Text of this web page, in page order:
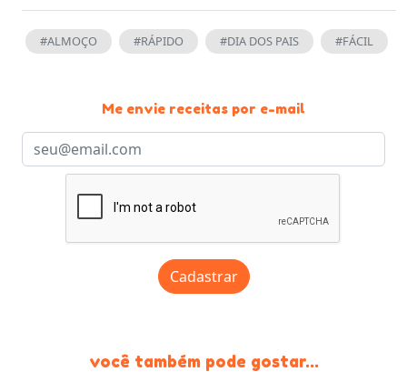
#ALMOÇO #RÁPIDO #DIA DOS PAIS #FÁCIL
Me envie receitas por e-mail
Cadastrar
você também pode gostar...